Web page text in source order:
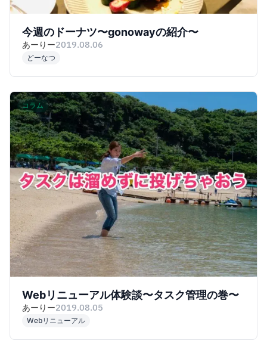
今週のドーナツ〜gonowayの紹介〜
あーりー2019.08.06
どーなつ
コラム
Webリニューアル体験談〜タスク管理の巻〜
あーりー2019.08.05
Webリニューアル